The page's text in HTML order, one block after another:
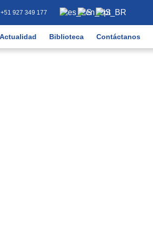
927 349 177
Actualidad Biblioteca Contáctanos